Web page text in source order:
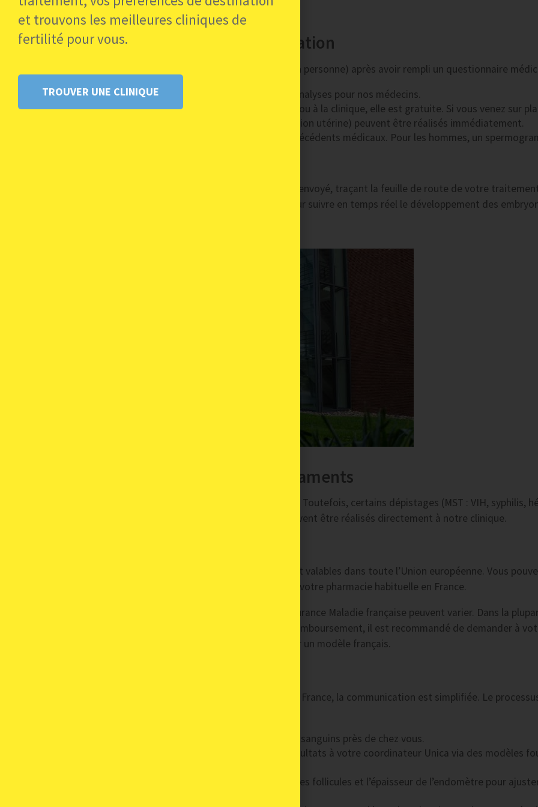
Première consultation et planification
Le parcours débute par une consultation (en ligne ou en personne) après avoir rempli un questionnaire
Dossier médical : Votre coordinateur centralise vos analyses pour nos médecins.
Consultation initiale : Qu’elle soit réalisée à distance ou à la clinique, elle est gratuite. Si vous venez sur
des examens complémentaires (échographie, évaluation utérine) peuvent être réalisés immédiatement.
Examens requis : Profil hormonal, échographie et antécédents médicaux. Pour les hommes, un
Après ce premier échange, un rapport détaillé vous est envoyé, traçant la feuille de route de votre
aurez également accès à un portail patient sécurisé pour suivre en temps réel le développement des
Préparation et gestion des médicaments
La majorité des tests peuvent être effectués en France. Toutefois, certains dépistages (MST : VIH, syphilis,
B et C) et les tests préopératoires pour la ponction doivent être réalisés directement à notre clinique.
Les ordonnances émises par la clinique Unica Clinic sont valables dans toute l’Union européenne. Vous
en principe, retirer vos médicaments directement dans votre pharmacie habituelle en France.
Cependant, les conditions de remboursement par l’Assurance Maladie française peuvent varier. Dans la
cas, afin de faciliter la prise en charge et d’obtenir un remboursement, il est recommandé de demander à
gynécologue en France de retranscrire l’ordonnance sur un modèle français.
Grâce à notre vaste réseau de médecins partenaires en France, la communication est simplifiée. Le
Suivi local : Vous effectuez vos échographies et tests sanguins près de chez vous.
Transmission des données : Vous transmettez les résultats à votre coordinateur Unica via des modèles
Ajustement : Nos médecins analysent la croissance des follicules et l’épaisseur de l’endomètre pour
et trouvons les meilleures cliniques de
fertilité pour vous.
TROUVER UNE CLINIQUE